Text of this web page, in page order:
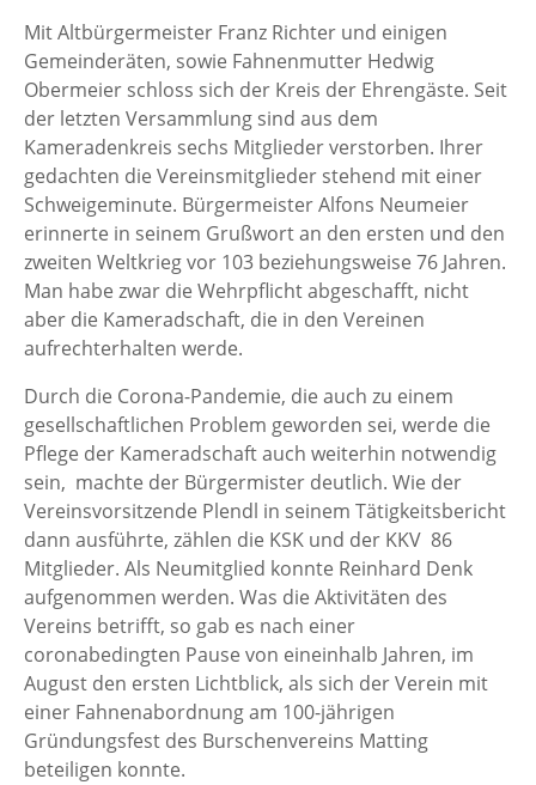
Mit Altbürgermeister Franz Richter und einigen
Gemeinderäten, sowie Fahnenmutter Hedwig
Obermeier schloss sich der Kreis der Ehrengäste. Seit
der letzten Versammlung sind aus dem
Kameradenkreis sechs Mitglieder verstorben. Ihrer
gedachten die Vereinsmitglieder stehend mit einer
Schweigeminute. Bürgermeister Alfons Neumeier
erinnerte in seinem Grußwort an den ersten und den
zweiten Weltkrieg vor 103 beziehungsweise 76 Jahren.
Man habe zwar die Wehrpflicht abgeschafft, nicht
aber die Kameradschaft, die in den Vereinen
aufrechterhalten werde.
Durch die Corona-Pandemie, die auch zu einem
gesellschaftlichen Problem geworden sei, werde die
Pflege der Kameradschaft auch weiterhin notwendig
sein, machte der Bürgermister deutlich. Wie der
Vereinsvorsitzende Plendl in seinem Tätigkeitsbericht
dann ausführte, zählen die KSK und der KKV 86
Mitglieder. Als Neumitglied konnte Reinhard Denk
aufgenommen werden. Was die Aktivitäten des
Vereins betrifft, so gab es nach einer
coronabedingten Pause von eineinhalb Jahren, im
August den ersten Lichtblick, als sich der Verein mit
einer Fahnenabordnung am 100-jährigen
Gründungsfest des Burschenvereins Matting
beteiligen konnte.